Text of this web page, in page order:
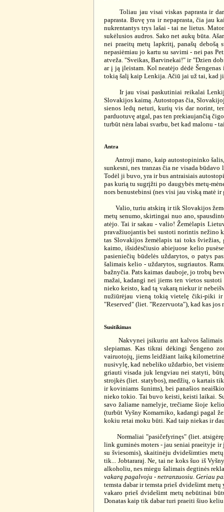
Toliau jau visai viskas paprasta ir dar
paprasta. Buvę yra ir nepaprasta, čia jau
nukrentantys trys lašai - tai ne lietus.
sukėlusios audros. Sako net aukų būta.
nei praeitų metų lapkritį, panašų debošą
nepasiėmiau jo kartu su savimi - nei pas
atveža. "Sveikas, Barvinekai!" ir "Dzien
ar į ją įleistam. Kol neatėjo dėdė
tokią šalį kaip Lenkija. Ačiū jai už tai, kad
Ir jau visai paskutiniai reikalai
Slovakijos kaimą. Autostopas čia,
sienos ledų neturi, kurių vis dar norint,
parduotuvę atgal, pas ten prekiaujančią
turbūt nėra labai svarbu, bet kad malonu -
Antra
Antroji mano, kaip autostopininko šalis,
sunkesni, nes tranzas čia ne visada
Todėl ji buvo, yra ir bus antraisiais
pas kurią tu sugrįžti po daugybės metų-
nors benustebinsi (nes visi jau viską matė
Valio, turiu atskirą ir tik Slovakijos
metų senumo, skirtingai nuo ano,
atėjo. Tai ir sakau - valio! Žemėlapis
pravažiuojantis bei sustoti norintis nežino
tas Slovakijos žemėlapis tai toks
kaimo, išsidėsčiusio abiejuose kelio
pasieniečių būdelės uždarytos, o patys
šalimais kelio - uždarytos, sugriautos.
bažnyčia. Pats kaimas dauboje, jo trobų
mažai, kadangi nei jiems ten vietos
nieko keisto, kad tą vakarą niekur ir
nužiūrėjau vieną tokią vietelę čiki-piki ir
"Reserved" (liet. "Rezervuota"), kad kas
Susitikimas
Nakvynei įsikuriu ant kalvos šalimais
slepiamas. Kas tikrai dėkingi Šengeno
vairuotojų, jiems leidžiant laiką
nusivylę, kad nebeliko uždarbio, bet
griauti visada juk lengviau nei statyti,
strojkės (liet. statybos), medžių, o kartais
ir koviniams šunims), bei panašios
nieko tokio. Tai buvo keisti, keisti laikai.
savo žaliame namelyje, trečiame šioje
(turbūt Vyšny Komarniko, kadangi pagal
kokiu retai moku būti. Kad taip niekas ir
Normaliai "pasičefyrinęs" (liet.
link guminės moters - jau seniai praeityje ir
su šviesomis), skaitinėju dvidešimties
tik... Jobtararaj. Ne, tai ne koks šuo iš
alkoholiu, nes miegu šalimais degtinės
vakarą pagalvoju - netranzuosiu. Geriau
temsta dabar ir temsta prieš dvidešimt
vakaro prieš dvidešimt metų nebūtinai
Donatas kaip tik dabar turi praeiti šiuo